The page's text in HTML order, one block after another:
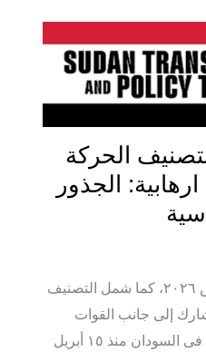
الحركة
الجذور
الأجنبية إبتداءً من ١٦ مارس ٢٠٢٦، كما شمل التصنيف
إلى جانب القوات
المسلحة فى الحرب الدائرة فى السودان منذ ١٥ أبريل